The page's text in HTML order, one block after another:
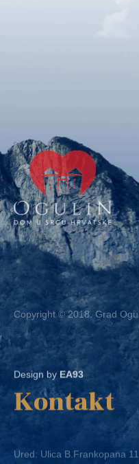
Copyright © 2018. Grad
Design by EA93
Kontakt
Telefon:+ 385 47 522 612